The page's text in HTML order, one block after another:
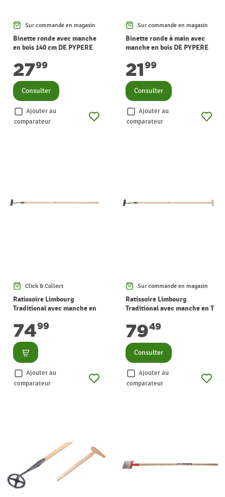
Sur commande en magasin
Binette ronde avec manche
en bois 140 cm DE PYPERE
2799
Consulter
Ajouter au
comparateur
Sur commande en magasin
Binette ronde à main avec
manche en bois DE PYPERE
2199
Consulter
Ajouter au
comparateur
Click & Collect
Ratissoire Limbourg
Traditional avec manche en
7499
Consulter
Ajouter au
comparateur
Sur commande en magasin
Ratissoire Limbourg
Traditional avec manche en T
7949
Consulter
Ajouter au
comparateur